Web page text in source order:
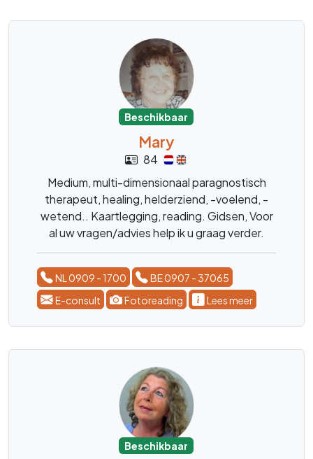
Beschikbaar
Mary
84
Medium, multi-dimensionaal paragnostisch
therapeut, healing, helderziend, -voelend, -
wetend.. Kaartlegging, reading. Gidsen, Voor
al uw vragen/advies help ik u graag verder.
NL 0909 - 1700
BE 0907 - 37065
E-consult
Fotoreading Lees meer
Beschikbaar